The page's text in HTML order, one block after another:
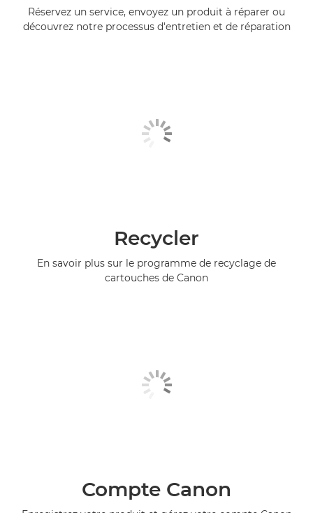
Réservez un service, envoyez un produit à réparer ou
découvrez notre processus d'entretien et de réparation
Recycler
En savoir plus sur le programme de recyclage de
cartouches de Canon
Compte Canon